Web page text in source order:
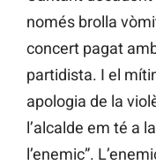
només brolla
concert pagat
partidista. I el
apologia de la
l’alcalde em té a
l’enemic”.